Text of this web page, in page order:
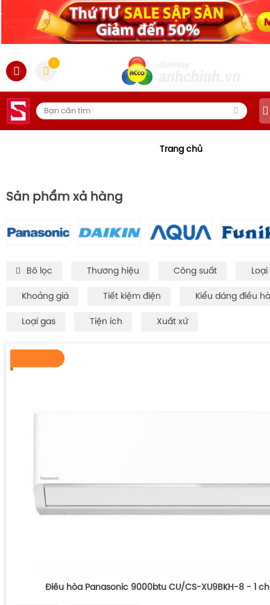
Trang chủ
Sản phẩm xả hàng
Bô lọc Thương hiệu Công suất
Khoảng giá Tiết kiệm điện Kiểu dáng điều
Loại gas Tiện ích Xuất xứ
Điều hòa Panasonic 9000btu CU/CS-XU9BKH-8 - 1